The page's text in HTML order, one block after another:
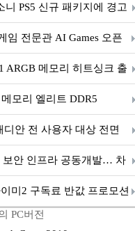
PS5 신규 패키지에 경고
임 전문관 AI Games 오픈
ARGB 메모리 히트싱크 출
모리 엘리트 DDR5
안 전 사용자 대상 전면
보안 인프라 공동개발… 차
미2 구독료 반값 프로모션
PC버전